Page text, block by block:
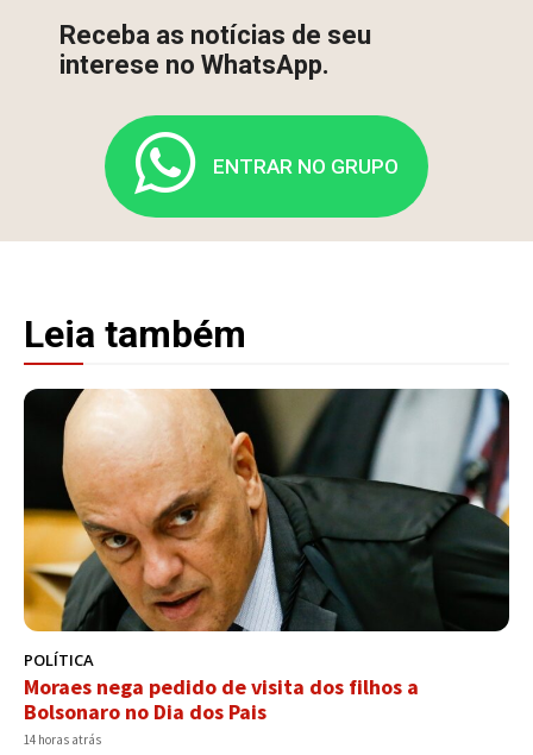
Receba as notícias de seu
interese no WhatsApp.
ENTRAR NO GRUPO
Leia também
POLÍTICA
Moraes nega pedido de visita dos filhos a
Bolsonaro no Dia dos Pais
14 horas atrás